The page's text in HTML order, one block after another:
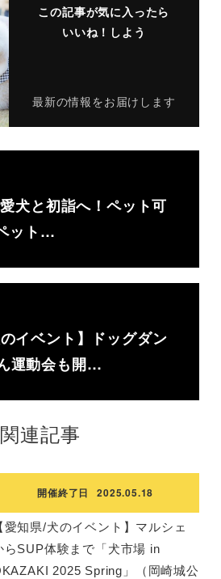
この記事が気に入ったら
いいね！しよう
最新の情報をお届けします
犬と初詣へ！ペット可
ット…
のイベント】ドッグダン
運動会も開…
関連記事
開催終了日 2025.05.18
愛知県/犬のイベント】マルシェ
らSUP体験まで「犬市場 in
2025 Spring」（岡崎城公